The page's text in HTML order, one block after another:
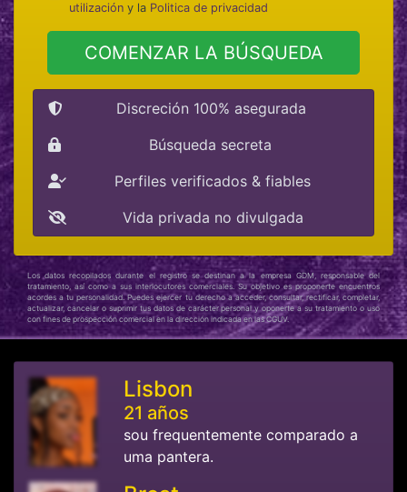
utilización y la Politica de privacidad
COMENZAR LA BÚSQUEDA
Discreción 100% asegurada
Búsqueda secreta
Perfiles verificados & fiables
Vida privada no divulgada
Los datos recopilados durante el registro se destinan a la empresa GDM, responsable del
tratamiento, así como a sus interlocutores comerciales. Su objetivo es proponerte encuentros
acordes a tu personalidad. Puedes ejercer tu derecho a acceder, consultar, rectificar, completar,
actualizar, cancelar o suprimir tus datos de carácter personal y oponerte a su tratamiento o uso
con fines de prospección comercial en la dirección indicada en las CGUV.
Lisbon
21 años
sou frequentemente comparado a
uma pantera.